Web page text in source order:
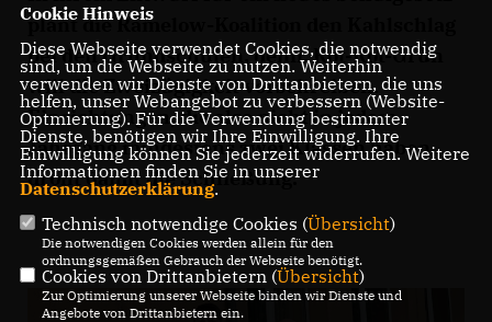
plant die Ramelow-Koalition den Kahlschlag
bei den Grundschulen, denn: Rot-Rot-Grün
will die Zweizügigkeit vorschreiben.
Einrichtungen, die also nicht in jedem
Jahrgang mindestens zwei Klassen haben,
droht damit die Schließung.
Cookie Hinweis
Diese Webseite verwendet Cookies, die notwendig
sind, um die Webseite zu nutzen. Weiterhin
verwenden wir Dienste von Drittanbietern, die uns
helfen, unser Webangebot zu verbessern (Website-
Optmierung). Für die Verwendung bestimmter
Dienste, benötigen wir Ihre Einwilligung. Ihre
Einwilligung können Sie jederzeit widerrufen. Weitere
Informationen finden Sie in unserer
Datenschutzerklärung.
Technisch notwendige Cookies (Übersicht)
Die notwendigen Cookies werden allein für den
ordnungsgemäßen Gebrauch der Webseite benötigt.
Cookies von Drittanbietern (Übersicht)
Zur Optimierung unserer Webseite binden wir Dienste und
Angebote von Drittanbietern ein.